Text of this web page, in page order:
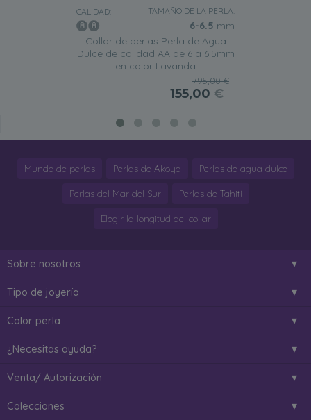
CALIDAD: TAMAÑO DE LA PERLA:
6-6.5 mm
Collar de perlas Perla de Agua
Dulce de calidad AA de 6 a 6.5mm
en color Lavanda
795,00 €
155,00 €
Mundo de perlas Perlas de Akoya Perlas de agua dulce
Perlas del Mar del Sur Perlas de Tahití
Elegir la longitud del collar
Sobre nosotros
Tipo de joyería
Color perla
¿Necesitas ayuda?
Venta/ Autorización
Colecciones